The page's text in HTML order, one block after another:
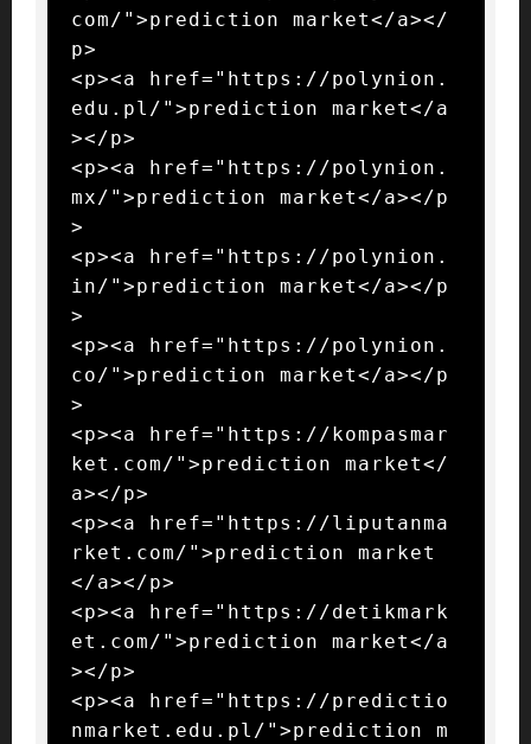
com/">prediction market</a></
p>
<p><a href="https://polynion.
edu.pl/">prediction market</a
></p>
<p><a href="https://polynion.
mx/">prediction market</a></p
>
<p><a href="https://polynion.
in/">prediction market</a></p
>
<p><a href="https://polynion.
co/">prediction market</a></p
>
<p><a href="https://kompasmar
ket.com/">prediction market</
a></p>
<p><a href="https://liputanma
rket.com/">prediction market
</a></p>
<p><a href="https://detikmark
et.com/">prediction market</a
></p>
<p><a href="https://predictio
nmarket.edu.pl/">prediction m